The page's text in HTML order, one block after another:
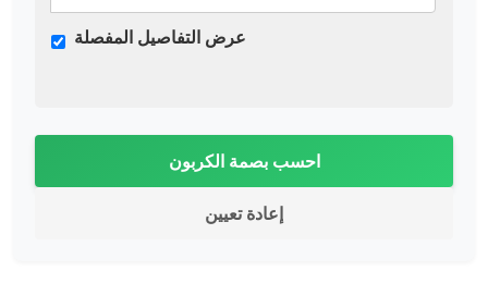
عرض التفاصيل المفصلة
احسب بصمة الكربون
إعادة تعيين